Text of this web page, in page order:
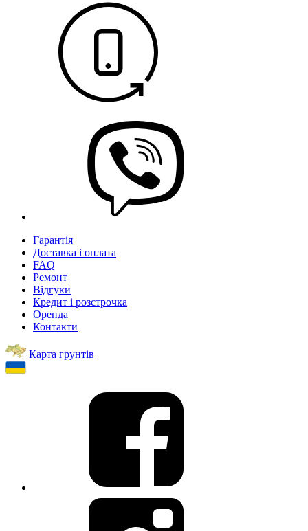
Гарантія
Доставка і оплата
FAQ
Ремонт
Відгуки
Кредит і розстрочка
Оренда
Контакти
Карта грунтів